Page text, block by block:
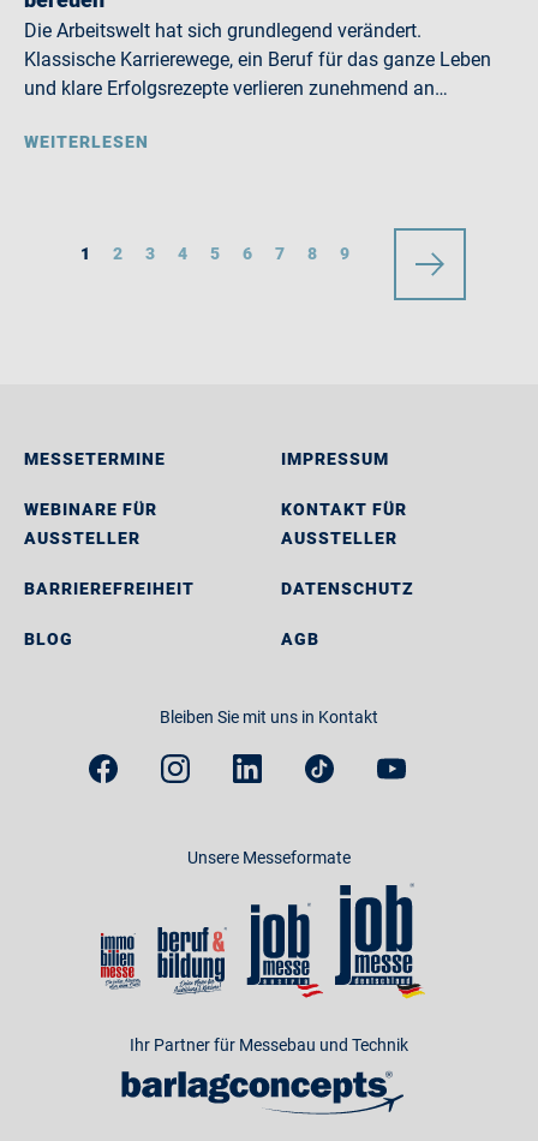
Die Arbeitswelt hat sich grundlegend verändert.
Klassische Karrierewege, ein Beruf für das ganze Leben
und klare Erfolgsrezepte verlieren zunehmend an…
WEITERLESEN
1 2 3 4 5 6 7 8 9
MESSETERMINE
WEBINARE FÜR
AUSSTELLER
BARRIEREFREIHEIT
BLOG
IMPRESSUM
KONTAKT FÜR
AUSSTELLER
DATENSCHUTZ
AGB
Bleiben Sie mit uns in Kontakt
Unsere Messeformate
Ihr Partner für Messebau und Technik